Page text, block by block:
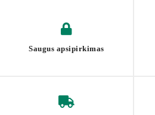
Saugus apsipirkimas